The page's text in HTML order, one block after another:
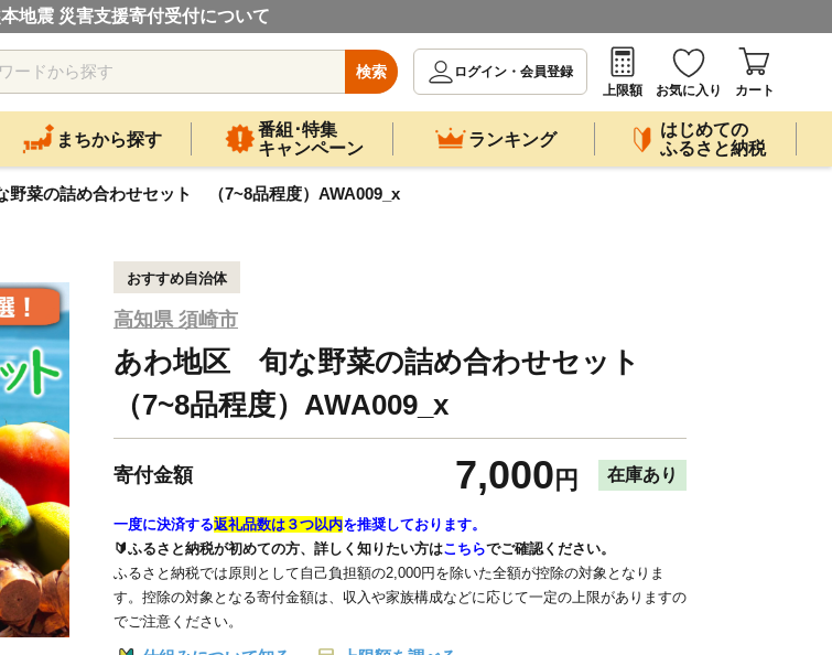
地震 災害支援寄付受付について
検索
ログイン・会員登録
上限額
お気に入り カート
まちから探す
番組･特集
キャンペーン
ランキング
はじめての
ふるさと納税
菜の詰め合わせセット （7~8品程度）AWA009_x
おすすめ自治体
高知県 須崎市
あわ地区 旬な野菜の詰め合わせセット
（7~8品程度）AWA009_x
寄付金額 7,000 円 在庫あり
一度に決済する返礼品数は３つ以内を推奨しております。
🔰ふるさと納税が初めての方、詳しく知りたい方はこちらでご確認ください。
ふるさと納税では原則として自己負担額の2,000円を除いた全額が控除の対象となりま
す。控除の対象となる寄付金額は、収入や家族構成などに応じて一定の上限がありますの
でご注意ください。